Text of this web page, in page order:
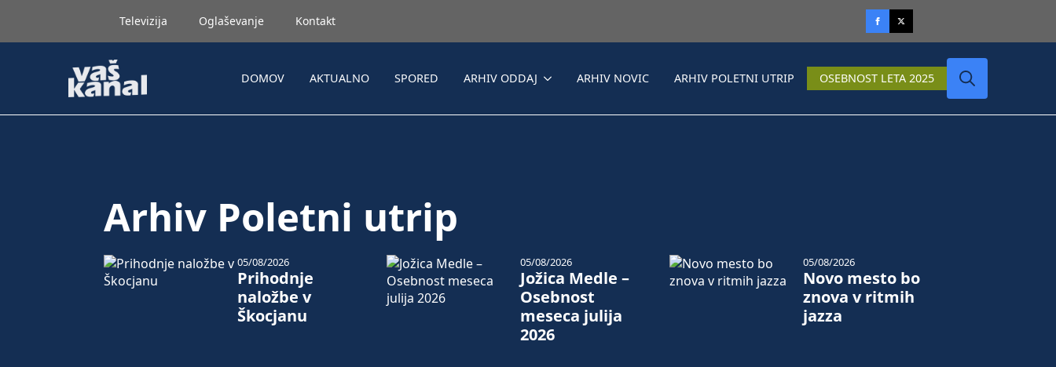
Televizija Oglaševanje Kontakt
DOMOV AKTUALNO SPORED ARHIV ODDAJ ARHIV NOVIC ARHIV POLETNI UTRIP OSEBNOST LETA 2025
Arhiv Poletni utrip
Prihodnje
naložbe v
Škocjanu
05/08/2026
Jožica Medle –
Osebnost
meseca julija
2026
05/08/2026
Novo mesto bo
znova v ritmih
jazza
05/08/2026